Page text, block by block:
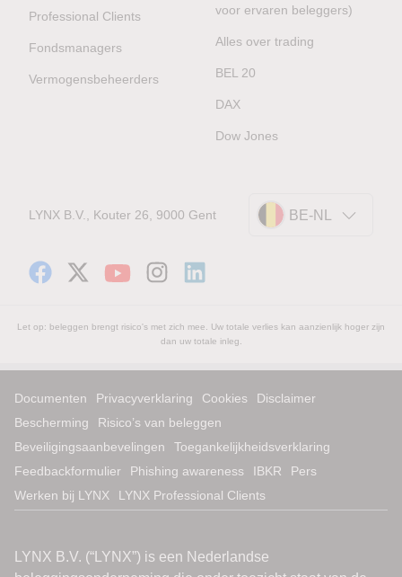
Professional Clients
Fondsmanagers
Vermogensbeheerders
voor ervaren beleggers)
Alles over trading
BEL 20
DAX
Dow Jones
LYNX B.V., Kouter 26, 9000 Gent BE-NL
Let op: beleggen brengt risico's met zich mee. Uw totale verlies kan aanzienlijk hoger zijn
dan uw totale inleg.
Documenten Privacyverklaring Cookies
Disclaimer
Bescherming
Risico’s van beleggen
Beveiligingsaanbevelingen
Toegankelijkheidsverklaring
Feedbackformulier
Phishing awareness IBKR
Pers
Werken bij LYNX
LYNX Professional Clients